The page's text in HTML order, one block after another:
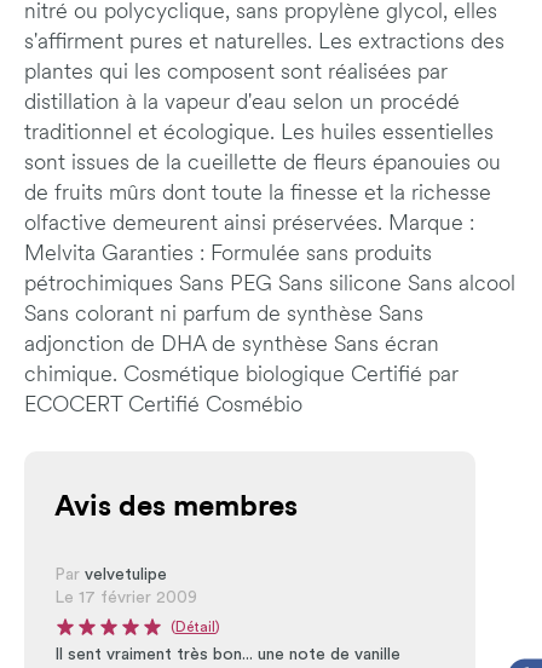
nitré ou polycyclique, sans propylène glycol, elles
s'affirment pures et naturelles. Les extractions des
plantes qui les composent sont réalisées par
distillation à la vapeur d'eau selon un procédé
traditionnel et écologique. Les huiles essentiel­les
sont issues de la cueillette de fleurs épa­nouies ou
de fruits mûrs dont toute la finesse et la richesse
olfactive demeurent ainsi préser­vées. Marque :
Melvita Garanties : Formulée sans produits
pétrochimiques Sans PEG Sans silicone Sans alcool
Sans colorant ni parfum de synthèse Sans
adjonction de DHA de synthèse Sans écran
chimique. Cosmétique biologique Certifié par
ECOCERT Certifié Cosmébio
Avis des membres
Par velvetulipe
Le 17 février 2009
Note moyenne du produit : 5 sur 5
(Détail )
Il sent vraiment très bon... une note de vanille